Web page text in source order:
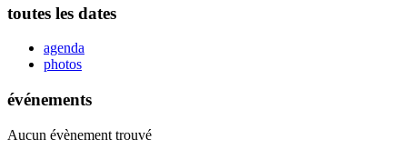
toutes les dates
agenda
photos
événements
Aucun évènement trouvé